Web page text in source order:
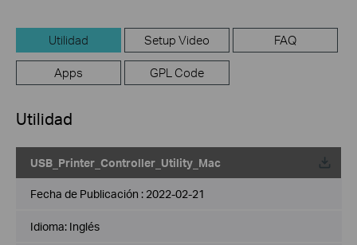
Utilidad Setup Video FAQ
Apps GPL Code
Utilidad
USB_Printer_Controller_Utility_Mac
Fecha de Publicación : 2022-02-21
Idioma: Inglés